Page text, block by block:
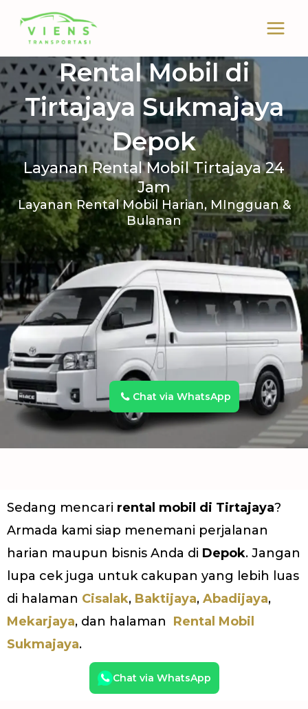
Rental Mobil di
Tirtajaya Sukmajaya
Depok
Layanan Rental Mobil Tirtajaya 24
Jam
Layanan Rental Mobil Harian, MIngguan &
Bulanan
Chat via WhatsApp
Sedang mencari rental mobil di Tirtajaya?
Armada kami siap menemani perjalanan
harian maupun bisnis Anda di Depok. Jangan
lupa cek juga untuk cakupan yang lebih luas
di halaman Cisalak, Baktijaya, Abadijaya,
Mekarjaya, dan halaman Rental Mobil
Sukmajaya.
Chat via WhatsApp